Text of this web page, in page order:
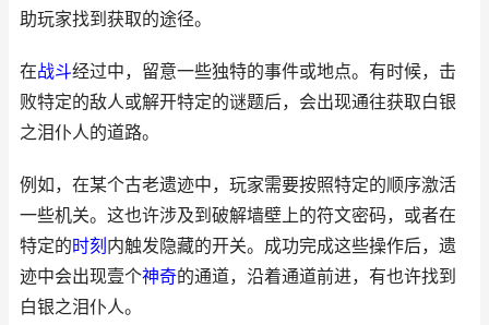
助玩家找到获取的途径。
在战斗经过中，留意一些独特的事件或地点。有时候，击
败特定的敌人或解开特定的谜题后，会出现通往获取白银
之泪仆人的道路。
例如，在某个古老遗迹中，玩家需要按照特定的顺序激活
一些机关。这也许涉及到破解墙壁上的符文密码，或者在
特定的时刻 内触发隐藏的开关。成功完成这些操作后，遗
迹中会出现壹个神奇的通道，沿着通道前进，有也许找到
白银之泪仆人。